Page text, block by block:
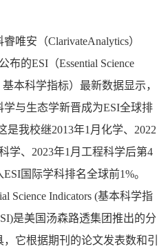
睿唯安（ClarivateAnalytics）
布的ESI （Essential Science
基本科学指标）最新数据显示，
学与生态学新晋成为ESI全球排
是我校继2013年1 月化学、 2022
学、 2023年1 月工程科学后第4
ESI国际学科排名全球前1%。
Science Indicators (基本科学指
是美国汤森路透集团推出的分
它根据期刊的论文发表数和引